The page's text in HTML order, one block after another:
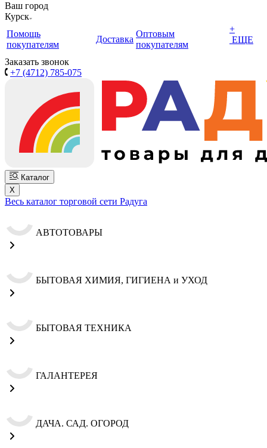
Ваш город
Курск
Помощь
покупателям
Доставка
Оптовым
покупателям
+
ЕЩЕ
Заказать звонок
+7 (4712) 785-075
Каталог
X
Весь каталог торговой сети Радуга
АВТОТОВАРЫ
БЫТОВАЯ ХИМИЯ, ГИГИЕНА и УХОД
БЫТОВАЯ ТЕХНИКА
ГАЛАНТЕРЕЯ
ДАЧА. САД. ОГОРОД